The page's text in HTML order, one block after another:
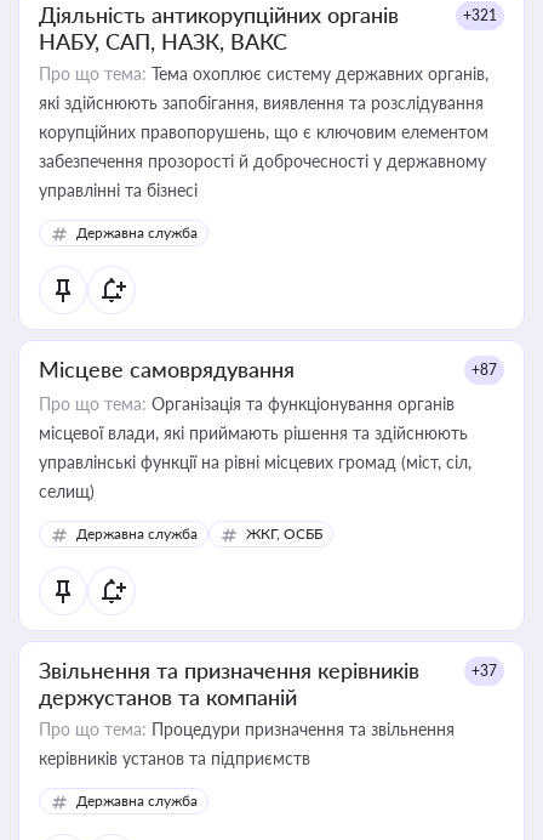
Діяльність антикорупційних органів
НАБУ, САП, НАЗК, ВАКС
+321
Про що тема: Тема охоплює систему державних органів,
які здійснюють запобігання, виявлення та розслідування
корупційних правопорушень, що є ключовим елементом
забезпечення прозорості й доброчесності у державному
управлінні та бізнесі
Державна служба
Місцеве самоврядування +87
Про що тема: Організація та функціонування органів
місцевої влади, які приймають рішення та здійснюють
управлінські функції на рівні місцевих громад (міст, сіл,
селищ)
Державна служба ЖКГ, ОСББ
Звільнення та призначення керівників
держустанов та компаній
+37
Про що тема: Процедури призначення та звільнення
керівників установ та підприємств
Державна служба